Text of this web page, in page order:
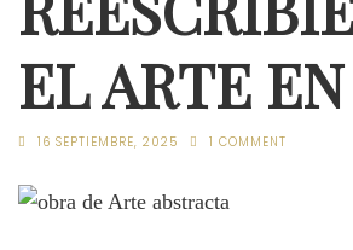
EL ARTE
16 SEPTIEMBRE, 2025 1 COMMENT